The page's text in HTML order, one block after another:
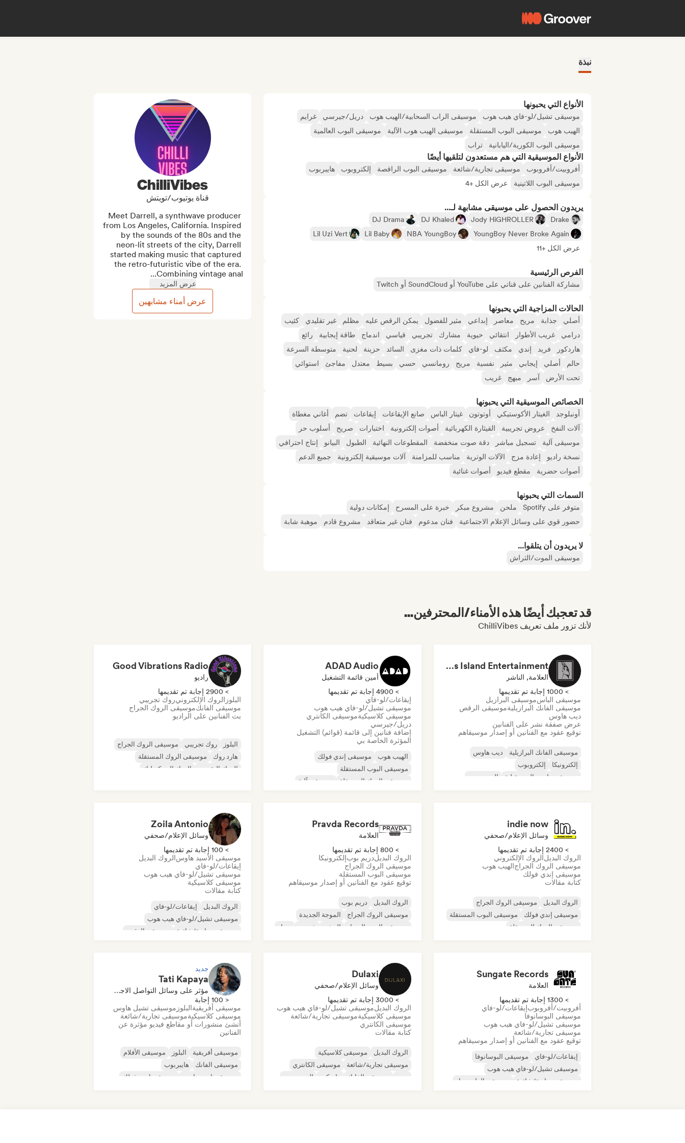
نبذة
الأنواع التي يحبونها
موسيقى تشيل/لو-فاي هيب هوب موسيقى الراب السحابية/الهيب هوب دريل/جيرسي
غرايم
الهيب هوب
موسيقى البوب المستقلة موسيقى الهيب هوب الآلية
موسيقى البوب العالمية
موسيقى البوب الكورية/اليابانية
تراب
الأنواع الموسيقية التي هم مستعدون لتلقيها أيضًا
أفروبيت/أفروبوب موسيقى تجارية/شائعة موسيقى البوب الراقصة إلكتروبوب
هايبربوب
موسيقى البوب اللاتينية
عرض الكل +4
يريدون الحصول على موسيقى مشابهة لـ...
Drake
Jody HiGHROLLER
DJ Khaled
DJ Drama
YoungBoy Never Broke Again
NBA YoungBoy
Lil Baby
Lil Uzi Vert
عرض الكل +11
الفرص الرئيسية
مشاركة الفنانين على قناتي على YouTube أو SoundCloud أو Twitch
الحالات المزاجية التي يحبونها
أصلي جذابة مريح معاصر إبداعي مثير للفضول يمكن الرقص عليه مظلم غير تقليدي
كئيب
درامي
غريب الأطوار انتقائي حيوية مشارك تجريبي قياسي اندماج طاقة إيجابية
رائع
هاردكور
فريد إندي مكثف لو-فاي كلمات ذات مغزى السائد حزينة لحنية
متوسطة السرعة
حالم
أصلي إيجابي مثير نفسية مريح رومانسي حسي بسيط معتدل مفاجئ
استوائي
تحت الأرض
آسر مبهج غريب
الخصائص الموسيقية التي يحبونها
أونبلوجد الغيتار الأكوستيكي أوتوتون غيتار الباس صانع الإيقاعات إيقاعات تضم
أغاني مغطاة
آلات النفخ
عروض تجريبية القيثارة الكهربائية أصوات إلكترونية اختبارات صريح
أسلوب حر
موسيقى آلية
تسجيل مباشر دقة صوت منخفضة المقطوعات النهائية الطبول البيانو
إنتاج احترافي
نسخة راديو
إعادة مزج الآلات الوترية مناسب للمزامنة آلات موسيقية إلكترونية
جميع الدعم
أصوات حضرية
مقطع فيديو أصوات غنائية
السمات التي يحبونها
متوفر على Spotify ملحن مشروع مبكر خبرة على المسرح
إمكانات دولية
حضور قوي على وسائل الإعلام الاجتماعية
فنان مدعوم فنان غير متعاقد مشروع قادم موهبة شابة
لا يريدون أن يتلقوا...
موسيقى الموت/الثراش
ChilliVibes
قناة يوتيوب/تويتش
Meet Darrell, a synthwave producer
from Los Angeles, California. Inspired
by the sounds of the 80s and the
neon-lit streets of the city, Darrell
started making music that captured
the retro-futuristic vibe of the era.
Combining vintage anal...
عرض المزيد
عرض أمناء مشابهين
قد تعجبك أيضًا هذه الأمناء/المحترفين...
لأنك تزور ملف تعريف ChilliVibes
Dreamers Island Entertainment
العلامة, الناشر
> 1000 إجابة تم تقديمها
موسيقى الباسموسيقى البرازيل
موسيقى الفانك البرازيليةموسيقى الرقص
ديب هاوس
عرض صفقة نشر على الفنانين
توقيع عقود مع الفنانين أو إصدار موسيقاهم
موسيقى الفانك البرازيلية
ديب هاوس
إلكترونيكا
إلكتروبوب
موسيقى هاوس المستقبلية
الهيب هوب
ADAD Audio
أمين قائمة التشغيل
> 4900 إجابة تم تقديمها
إيقاعات/لو-فاي
موسيقى تشيل/لو-فاي هيب هوب
موسيقى كلاسيكيةموسيقى الكانتري
دريل/جيرسي
إضافة فنانين إلى قائمة (قوائم) التشغيل
المؤثرة الخاصة بي
الهيب هوب
موسيقى إندي فولك
موسيقى البوب المستقلة
موسيقى الروك المستقلة
موسيقى آلية
Good Vibrations Radio
راديو
> 2900 إجابة تم تقديمها
البلوز الروك الإلكترونيروك تجريبي
موسيقى الفانكموسيقى الروك الجراج
بث الفنانين على الراديو
البلوز روك تجريبي
موسيقى الروك الجراج
هارد روك
موسيقى الروك المستقلة
الروك التقدمي
الروك السيكديليك
indie now
وسائل الإعلام/صحفي
> 2400 إجابة تم تقديمها
الروك البديلالروك الإلكتروني
موسيقى الروك الجراجالهيب هوب
موسيقى إندي فولك
كتابة مقالات
الروك البديل
موسيقى الروك الجراج
موسيقى إندي فولك
موسيقى البوب المستقلة
موسيقى الروك المستقلة
Pravda Records
العلامة
> 800 إجابة تم تقديمها
الروك البديلدريم بوبإلكترونيكا
موسيقى الروك الجراج
موسيقى البوب المستقلة
توقيع عقود مع الفنانين أو إصدار موسيقاهم
الروك البديل
دريم بوب
موسيقى الروك الجراج
الموجة الجديدة
موسيقى البوب السول
الريغي شوجيز سول
Zoila Antonio
وسائل الإعلام/صحفي
> 100 إجابة تم تقديمها
موسيقى الأسيد هاوسالروك البديل
إيقاعات/لو-فاي
موسيقى تشيل/لو-فاي هيب هوب
موسيقى كلاسيكية
كتابة مقالات
الروك البديل
إيقاعات/لو-فاي
موسيقى تشيل/لو-فاي هيب هوب
موسيقى تجارية/شائعة
موسيقى الرقص
Sungate Records
العلامة
> 1300 إجابة تم تقديمها
أفروبيت/أفروبوبإيقاعات/لو-فاي
موسيقى البوسانوفا
موسيقى تشيل/لو-فاي هيب هوب
موسيقى تجارية/شائعة
توقيع عقود مع الفنانين أو إصدار موسيقاهم
إيقاعات/لو-فاي
موسيقى البوسانوفا
موسيقى تشيل/لو-فاي هيب هوب
موسيقى تجارية/شائعة
موسيقى الدانسهول
Dulaxi
وسائل الإعلام/صحفي
> 3000 إجابة تم تقديمها
الروك البديلموسيقى تشيل/لو-فاي هيب هوب
موسيقى كلاسيكيةموسيقى تجارية/شائعة
موسيقى الكانتري
كتابة مقالات
الروك البديل
موسيقى كلاسيكية
موسيقى تجارية/شائعة
موسيقى الكانتري
موسيقى الفانك هاردكور الهيب هوب
جديد
Tati Kapaya
مؤثر على وسائل التواصل الاجتماعي
< 100 إجابة
موسيقى أفريقيةالبلوز موسيقى تشيل هاوس
موسيقى كلاسيكيةموسيقى تجارية/شائعة
أنشئ منشورات أو مقاطع فيديو مؤثرة عن
الفنانين
موسيقى أفريقية البلوز
موسيقى الأفلام
موسيقى الفانك
هايبربوب
موسيقى إندي دانس
موسيقى إندي فولك